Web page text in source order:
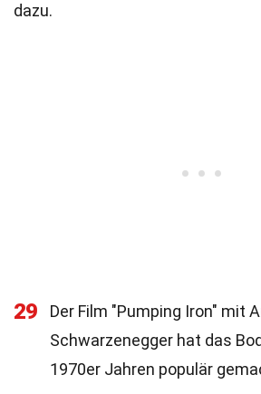
dazu.
29
Der Film "Pumping Iron" mit
Schwarzenegger hat das
1970er Jahren populär